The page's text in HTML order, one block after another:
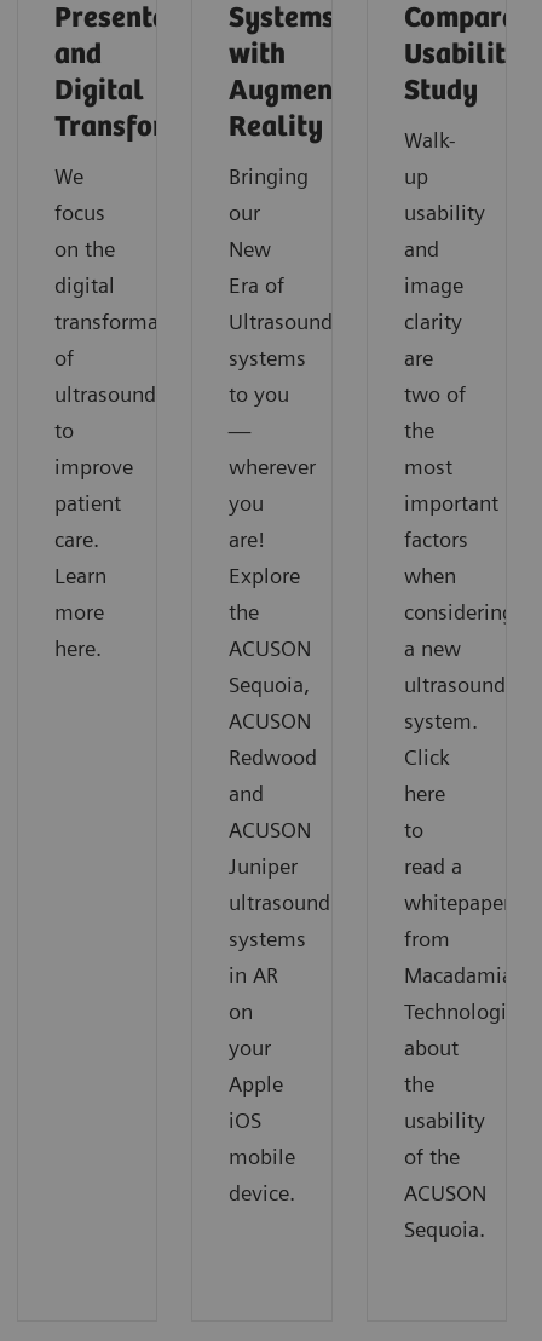
Presentations
and
Digital
Transformation
We
focus
on the
digital
transformation
of
ultrasound
to
improve
patient
care.
Learn
more
here.
Systems
with
Augmented
Reality
Bringing
our
New
Era of
Ultrasound
systems
to you
—
wherever
you
are!
Explore
the
ACUSON
Sequoia,
ACUSON
Redwood
and
ACUSON
Juniper
ultrasound
systems
in AR
on
your
Apple
iOS
mobile
device.
Usability
Study
Walk-
up
usability
and
image
clarity
are
two of
the
most
important
factors
when
considering
a new
ultrasound
system.
Click
here
to
read a
whitepaper
from
Macadamian
Technologies
about
the
usability
of the
ACUSON
Sequoia.